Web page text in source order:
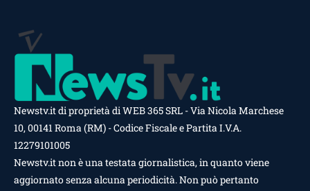
Newstv.it di proprietà di WEB 365 SRL - Via Nicola Marchese
10, 00141 Roma (RM) - Codice Fiscale e Partita I.V.A.
12279101005
Newstv.it non è una testata giornalistica, in quanto viene
aggiornato senza alcuna periodicità. Non può pertanto